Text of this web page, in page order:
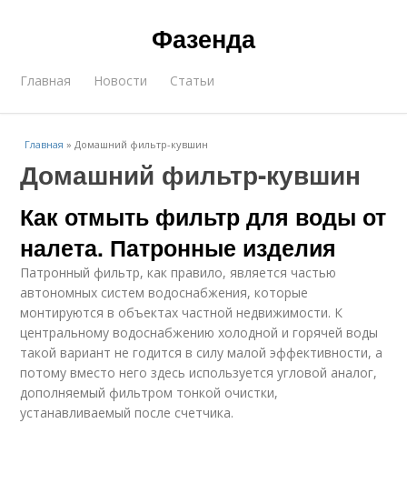
Фазенда
Главная Новости Статьи
Главная »Домашний фильтр-кувшин
Домашний фильтр-кувшин
Как отмыть фильтр для воды от
налета. Патронные изделия
Патронный фильтр, как правило, является частью
автономных систем водоснабжения, которые
монтируются в объектах частной недвижимости. К
центральному водоснабжению холодной и горячей воды
такой вариант не годится в силу малой эффективности, а
потому вместо него здесь используется угловой аналог,
дополняемый фильтром тонкой очистки,
устанавливаемый после счетчика.